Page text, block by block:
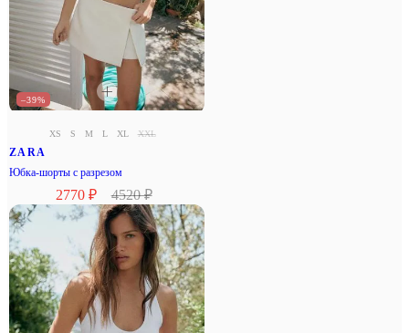
–39%
XS S M L XL XXL
ZARA
Юбка-шорты с разрезом
2770 ₽ 4520 ₽